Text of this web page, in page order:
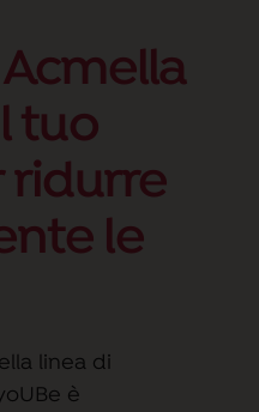
tuo
ridurre
le
linea di
è